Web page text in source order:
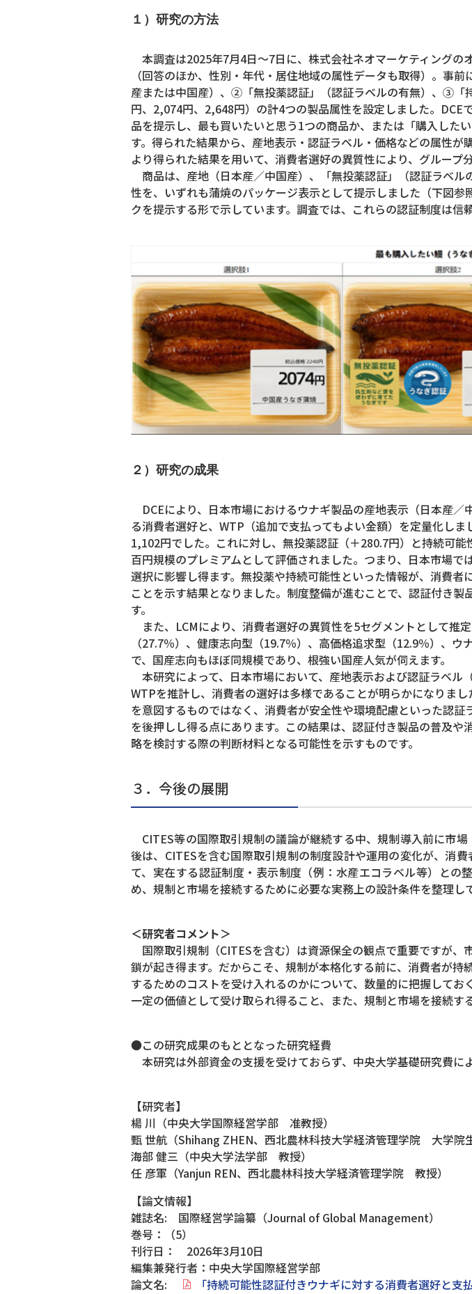
１）研究の方法
本調査は2025年7月4日～7日に、株式会社ネオマーケティングの
（回答のほか、性別・年代・居住地域の属性データも取得）。事
産または中国産）、②「無投薬認証」（認証ラベルの有無）、③
円、2,074円、2,648円）の計4つの製品属性を設定しました。
品を提示し、最も買いたいと思う1つの商品か、または「購入した
す。得られた結果から、産地表示・認証ラベル・価格などの属性
より得られた結果を用いて、消費者選好の異質性により、グループ
商品は、産地（日本産／中国産）、「無投薬認証」（認証ラベ
性を、いずれも蒲焼のパッケージ表示として提示しました（下図
クを提示する形で示しています。調査では、これらの認証制度は信
２）研究の成果
DCEにより、日本市場におけるウナギ製品の産地表示（日本産
る消費者選好と、WTP（追加で支払ってもよい金額）を定量化し
1,102円でした。これに対し、無投薬認証（＋280.7円）と持続可
百円規模のプレミアムとして評価されました。つまり、日本市場
選択に影響し得ます。無投薬や持続可能性といった情報が、消費
ことを示す結果となりました。制度整備が進むことで、認証付き
す。
また、LCMにより、消費者選好の異質性を5セグメントとして推
（27.7％）、健康志向型（19.7％）、高価格追求型（12.9％）、
で、国産志向もほぼ同規模であり、根強い国産人気が伺えます。
本研究によって、日本市場において、産地表示および認証ラベ
WTPを推計し、消費者の選好は多様であることが明らかになりま
を意図するものではなく、消費者が安全性や環境配慮といった認
を後押しし得る点にあります。この結果は、認証付き製品の普及
略を検討する際の判断材料となる可能性を示すものです。
３．今後の展開
CITES等の国際取引規制の議論が継続する中、規制導入前に市
後は、CITESを含む国際取引規制の制度設計や運用の変化が、消
て、実在する認証制度・表示制度（例：水産エコラベル等）と
め、規制と市場を接続するために必要な実務上の設計条件を整理し
＜研究者コメント＞
国際取引規制（CITESを含む）は資源保全の観点で重要ですが
鎖が起き得ます。だからこそ、規制が本格化する前に、消費者が
するためのコストを受け入れるのかについて、数量的に把握して
一定の価値として受け取られ得ること、また、規制と市場を接続す
●この研究成果のもととなった研究経費
本研究は外部資金の支援を受けておらず、中央大学基礎研究費に
【研究者】
楊 川（中央大学国際経営学部 准教授）
甄 世航（Shihang ZHEN、西北農林科技大学経済管理学院 大学院
海部 健三（中央大学法学部 教授）
任 彦軍（Yanjun REN、西北農林科技大学経済管理学院 教授）
【論文情報】
雑誌名: 国際経営学論纂（Journal of Global Management）
巻号：（5）
刊行日： 2026年3月10日
編集兼発行者：中央大学国際経営学部
論文名:
「持続可能性認証付きウナギに対する消費者選好と